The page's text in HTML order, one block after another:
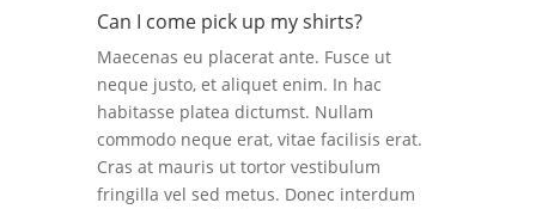
Can I come pick up my shirts?
Maecenas eu placerat ante. Fusce ut
neque justo, et aliquet enim. In hac
habitasse platea dictumst. Nullam
commodo neque erat, vitae facilisis erat.
Cras at mauris ut tortor vestibulum
fringilla vel sed metus. Donec interdum